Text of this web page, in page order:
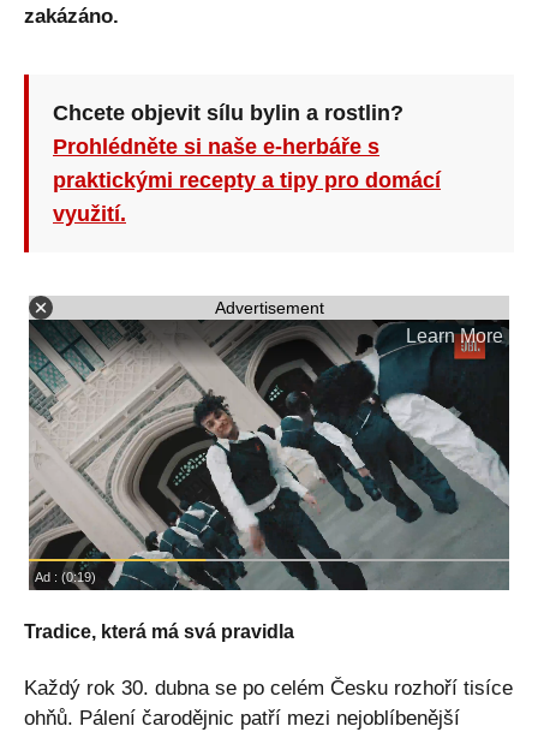
zakázáno.
Chcete objevit sílu bylin a rostlin?
Prohlédněte si naše e-herbáře s
praktickými recepty a tipy pro domácí
využití.
Advertisement
Tradice, která má svá pravidla
Každý rok 30. dubna se po celém Česku rozhoří tisíce
ohňů. Pálení čarodějnic patří mezi nejoblíbenější